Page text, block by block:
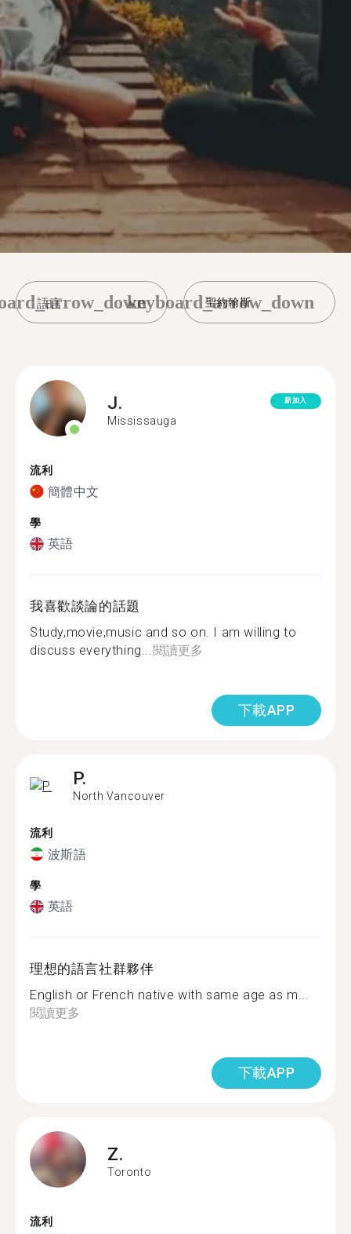
聖約翰斯
keyboard_arrow_down
J.
Mississauga
新加入
流利
簡體中文
學
英語
我喜歡談論的話題
Study,movie,music and so on. I am willing to
discuss everything...閱讀更多
下載APP
P.
North Vancouver
流利
波斯語
學
英語
理想的語言社群夥伴
English or French native with same age as m...
閱讀更多
下載APP
Z.
Toronto
流利